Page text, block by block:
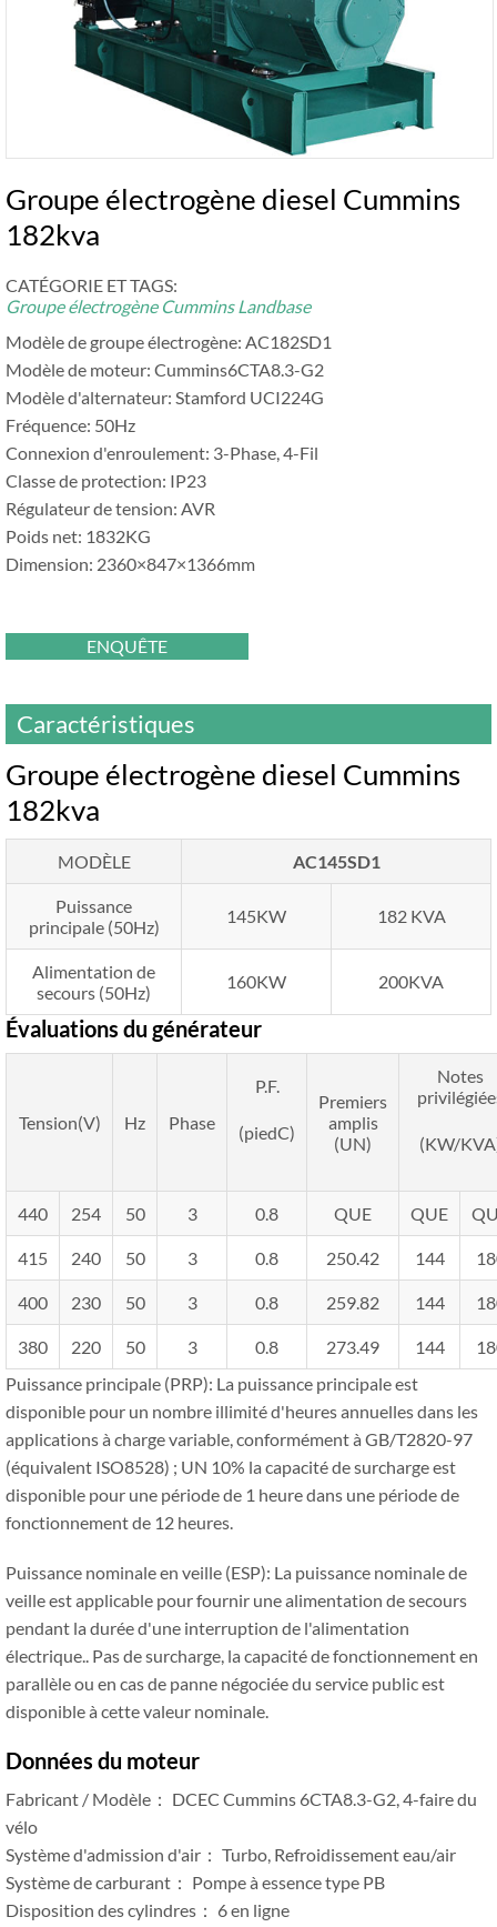
Groupe électrogène diesel Cummins
182kva
CATÉGORIE ET ​​TAGS:
Groupe électrogène Cummins Landbase
Modèle de groupe électrogène: AC182SD1
Modèle de moteur: Cummins6CTA8.3-G2
Modèle d'alternateur: Stamford UCI224G
Fréquence: 50Hz
Connexion d'enroulement: 3-Phase, 4-Fil
Classe de protection: IP23
Régulateur de tension: AVR
Poids net: 1832KG
Dimension: 2360×847×1366mm
ENQUÊTE
Caractéristiques
Groupe électrogène diesel Cummins
182kva
MODÈLE AC145SD1
Puissance
principale (50Hz)
145KW 182 KVA
Alimentation de
secours (50Hz)
160KW 200KVA
Évaluations du générateur
Tension(V) Hz Phase
P.F.
(piedC)
Premiers
amplis
(UN)
Notes
(KW/
440 254 50 3 0.8 QUE QUE
415 240 50 3 0.8 250.42 144
400 230 50 3 0.8 259.82 144
380 220 50 3 0.8 273.49 144
Puissance principale (PRP): La puissance principale est
disponible pour un nombre illimité d'heures annuelles dans les
applications à charge variable, conformément à GB/T2820-97
(équivalent ISO8528) ; UN 10% la capacité de surcharge est
disponible pour une période de 1 heure dans une période de
fonctionnement de 12 heures.
Puissance nominale en veille (ESP): La puissance nominale de
veille est applicable pour fournir une alimentation de secours
pendant la durée d'une interruption de l'alimentation
électrique.. Pas de surcharge, la capacité de fonctionnement en
parallèle ou en cas de panne négociée du service public est
disponible à cette valeur nominale.
Données du moteur
Fabricant / Modèle： DCEC Cummins 6CTA8.3-G2, 4-faire du
vélo
Système d'admission d'air： Turbo, Refroidissement eau/air
Système de carburant： Pompe à essence type PB
Disposition des cylindres： 6 en ligne